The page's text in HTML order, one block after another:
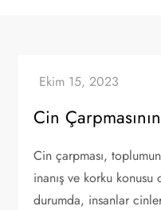
Cin
Cin çarpması,
inanış ve korku
durumda, insanlar